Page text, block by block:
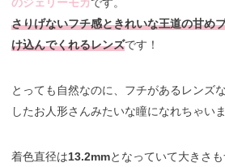
のジェリーモカです。
さりげないフチ感ときれいな王道の甘め
け込んでくれるレンズです！
とっても自然なのに、フチがあるレンズ
したお人形さんみたいな瞳になれちゃい
着色直径は13.2mmとなっていて大きさ